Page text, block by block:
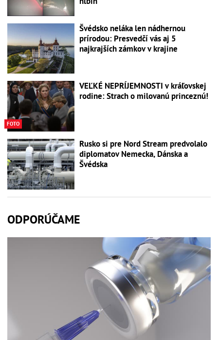
Švédsko neláka len nádhernou
prírodou: Presvedčí vás aj 5
najkrajších zámkov v krajine
FOTO
VEĽKÉ NEPRÍJEMNOSTI v kráľovskej
rodine: Strach o milovanú princeznú!
Rusko si pre Nord Stream predvolalo
diplomatov Nemecka, Dánska a
Švédska
ODPORÚČAME